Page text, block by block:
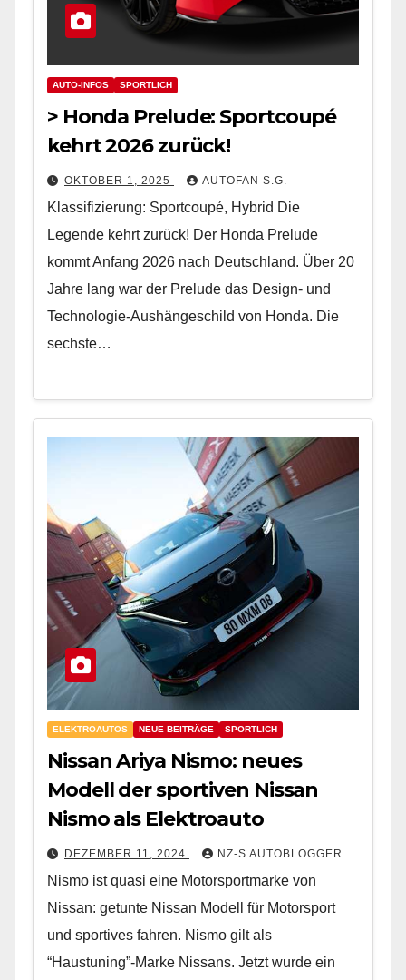
AUTO-INFOS SPORTLICH
> Honda Prelude: Sportcoupé
kehrt 2026 zurück!
OKTOBER 1, 2025 AUTOFAN S.G.
Klassifizierung: Sportcoupé, Hybrid Die
Legende kehrt zurück! Der Honda Prelude
kommt Anfang 2026 nach Deutschland. Über 20
Jahre lang war der Prelude das Design- und
Technologie-Aushängeschild von Honda. Die
sechste…
ELEKTROAUTOS NEUE BEITRÄGE SPORTLICH
Nissan Ariya Nismo: neues
Modell der sportiven Nissan
Nismo als Elektroauto
DEZEMBER 11, 2024 NZ-S AUTOBLOGGER
Nismo ist quasi eine Motorsportmarke von
Nissan: getunte Nissan Modell für Motorsport
und sportives fahren. Nismo gilt als
“Haustuning”-Marke Nissans. Jetzt wurde ein